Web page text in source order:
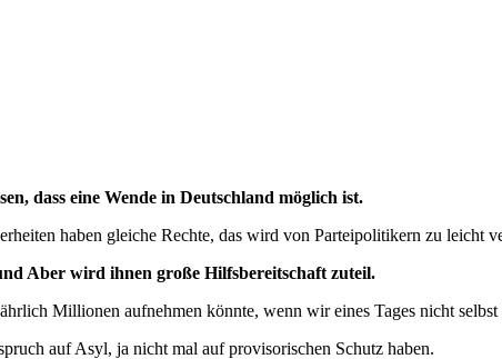
dass eine Wende in Deutschland möglich ist.
haben gleiche Rechte, das wird von Parteipolitikern zu leicht
Aber wird ihnen große Hilfsbereitschaft zuteil.
Millionen aufnehmen könnte, wenn wir eines Tages nicht
auf Asyl, ja nicht mal auf provisorischen Schutz haben.